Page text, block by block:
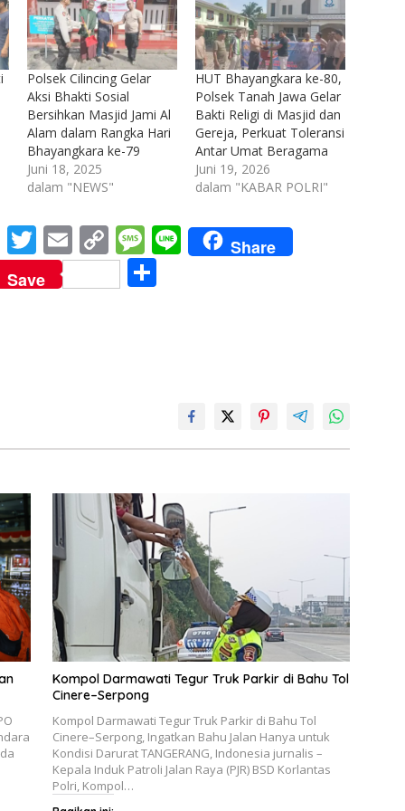
Polsek Cilincing Gelar
Aksi Bhakti Sosial
Bersihkan Masjid Jami Al
Alam dalam Rangka Hari
Bhayangkara ke-79
Juni 18, 2025
dalam "NEWS"
HUT Bhayangkara ke-80,
Polsek Tanah Jawa Gelar
Bakti Religi di Masjid dan
Gereja, Perkuat Toleransi
Antar Umat Beragama
Juni 19, 2026
dalam "KABAR POLRI"
M
e
ss
T
w
itt
E
m
ai
C
o
p
M
e
ss
Li
n
Share
Save
Kompol Darmawati Tegur Truk Parkir di Bahu Tol
Cinere–Serpong
Kompol Darmawati Tegur Truk Parkir di Bahu Tol
Cinere–Serpong, Ingatkan Bahu Jalan Hanya untuk
Kondisi Darurat TANGERANG, Indonesia jurnalis –
Kepala Induk Patroli Jalan Raya (PJR) BSD Korlantas
Polri, Kompol…